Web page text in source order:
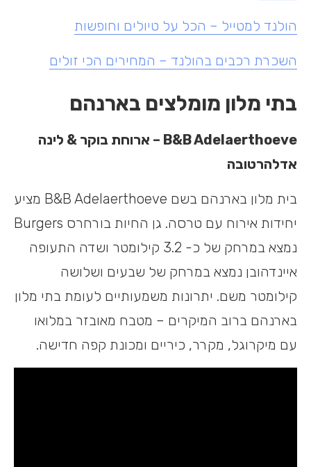
הולנד למטייל – הכל על טיולים וחופשות
השכרת רכבים בהולנד – המחירים הכי זולים
בתי מלון מומלצים בארנהם
B&B Adelaerthoeve – ארוחת בוקר & לינה
אדלהרטובה
בית מלון בארנהם בשם B&B Adelaerthoeve מציע
יחידות אירוח עם טרסה. גן החיות בורחרס Burgers
נמצא במרחק של כ- 3.2 קילומטר ושדה התעופה
איינדהובן נמצא במרחק של שבעים ושלושה
קילומטר משם. יתרונות משמעותיים לעומת בתי מלון
בארנהם ברוב המיקרים – מטבח מאובזר במלואו
עם מיקרוגל, מקרר, כיריים ומכונת קפה חדישה.